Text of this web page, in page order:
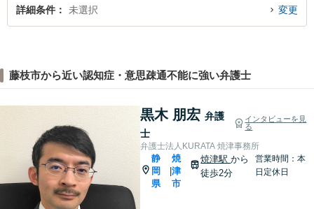
詳細条件 未選択 変更
藤枝市から近い認知症・意思疎通不能に強い弁護士
黒木 朋宏 弁護
士
インタビューを見
る
弁護士法人KURATA 焼津事務所
静
岡
県
焼
津
市
焼津駅から
徒歩2分
営業時間：本
日定休日